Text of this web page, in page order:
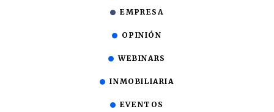
EMPRESA
OPINIÓN
WEBINARS
INMOBILIARIA
EVENTOS